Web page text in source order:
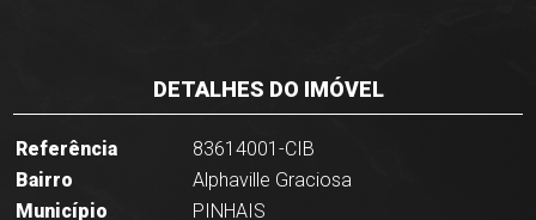
DETALHES DO IMÓVEL
Referência
83614001-CIB
Bairro
Alphaville Graciosa
Município
PINHAIS